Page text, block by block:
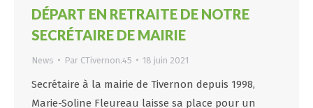
DÉPART EN RETRAITE DE NOTRE
SECRÉTAIRE DE MAIRIE
News Par CTivernon.45 18 juin 2021
Secrétaire à la mairie de Tivernon depuis 1998,
Marie-Soline Fleureau laisse sa place pour un